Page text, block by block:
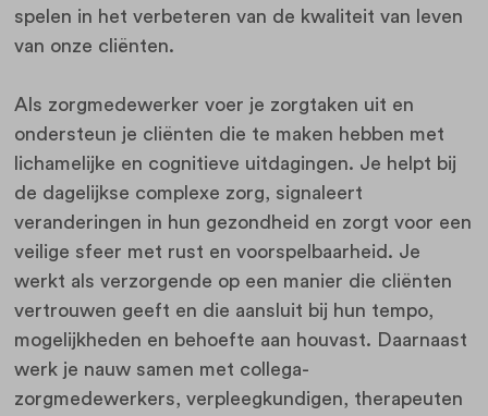
spelen in het verbeteren van de kwaliteit van leven
van onze cliënten.
Als zorgmedewerker voer je zorgtaken uit en
ondersteun je cliënten die te maken hebben met
lichamelijke en cognitieve uitdagingen. Je helpt bij
de dagelijkse complexe zorg, signaleert
veranderingen in hun gezondheid en zorgt voor een
veilige sfeer met rust en voorspelbaarheid. Je
werkt als verzorgende op een manier die cliënten
vertrouwen geeft en die aansluit bij hun tempo,
mogelijkheden en behoefte aan houvast. Daarnaast
werk je nauw samen met collega-
zorgmedewerkers, verpleegkundigen, therapeuten